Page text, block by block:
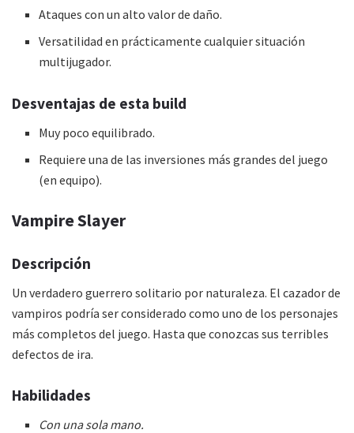
Ataques con un alto valor de daño.
Versatilidad en prácticamente cualquier situación
multijugador.
Desventajas de esta build
Muy poco equilibrado.
Requiere una de las inversiones más grandes del juego
(en equipo).
Vampire Slayer
Descripción
Un verdadero guerrero solitario por naturaleza. El cazador de
vampiros podría ser considerado como uno de los personajes
más completos del juego. Hasta que conozcas sus terribles
defectos de ira.
Habilidades
Con una sola mano.